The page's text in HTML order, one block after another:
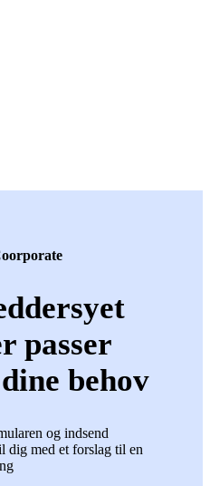
passer
behov
og indsend
dig med et forslag til en